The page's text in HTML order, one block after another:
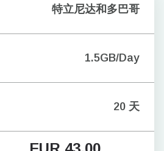
特立尼达和多巴哥
1.5GB/Day
20 天